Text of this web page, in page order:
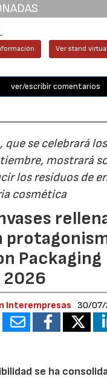
Ver stand virtual
ver/escribir comentarios
que se celebrará
mostrará
los residuos de
cosmética
Packaging
2026
Interempresas 30/07/
se ha